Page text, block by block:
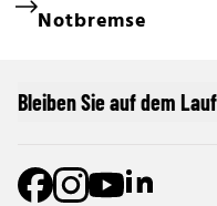
Notbremse
Bleiben Sie auf dem